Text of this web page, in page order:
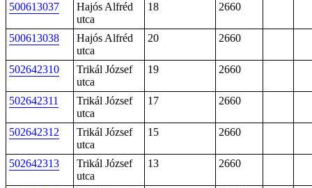
500613037
Hajós Alfréd
utca
18 2660
500613038
Hajós Alfréd
utca
20 2660
502642310
Trikál József
utca
19 2660
502642311
Trikál József
utca
17 2660
502642312
Trikál József
utca
15 2660
502642313
Trikál József
utca
13 2660